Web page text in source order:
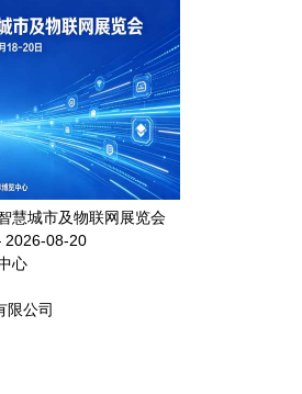
慧城市及物联网展览会
08-20
心
限公司